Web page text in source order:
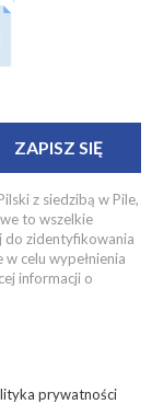
ZAPISZ SIĘ
z siedzibą w Pile,
to wszelkie
do zidentyfikowania
celu wypełnienia
informacji o
prywatności